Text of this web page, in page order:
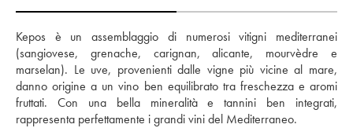
Kepos è un assemblaggio di numerosi vitigni mediterranei
(sangiovese, grenache, carignan, alicante, mourvèdre e
marselan). Le uve, provenienti dalle vigne più vicine al mare,
danno origine a un vino ben equilibrato tra freschezza e aromi
fruttati. Con una bella mineralità e tannini ben integrati,
rappresenta perfettamente i grandi vini del Mediterraneo.